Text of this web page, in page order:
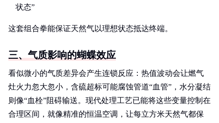
状态”
这套组合拳能保证天然气以理想状态抵达终端。
三、气质影响的蝴蝶效应
看似微小的气质差异会产生连锁反应：热值波动会让燃气
灶火力忽大忽小，含硫超标可能腐蚀管道“血管”，水分凝结
则像“血栓”阻碍输送。现代处理工艺已能将这些变量控制在
合理区间，就像精准的恒温空调，让每立方米天然气都保